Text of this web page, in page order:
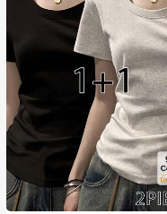
#2 TOP 3위